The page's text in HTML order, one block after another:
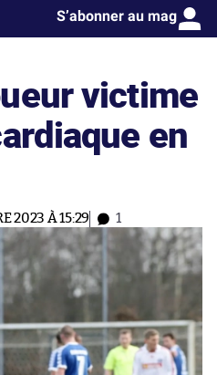
S’abonner au mag
victime
en
2023 À 15:29 1